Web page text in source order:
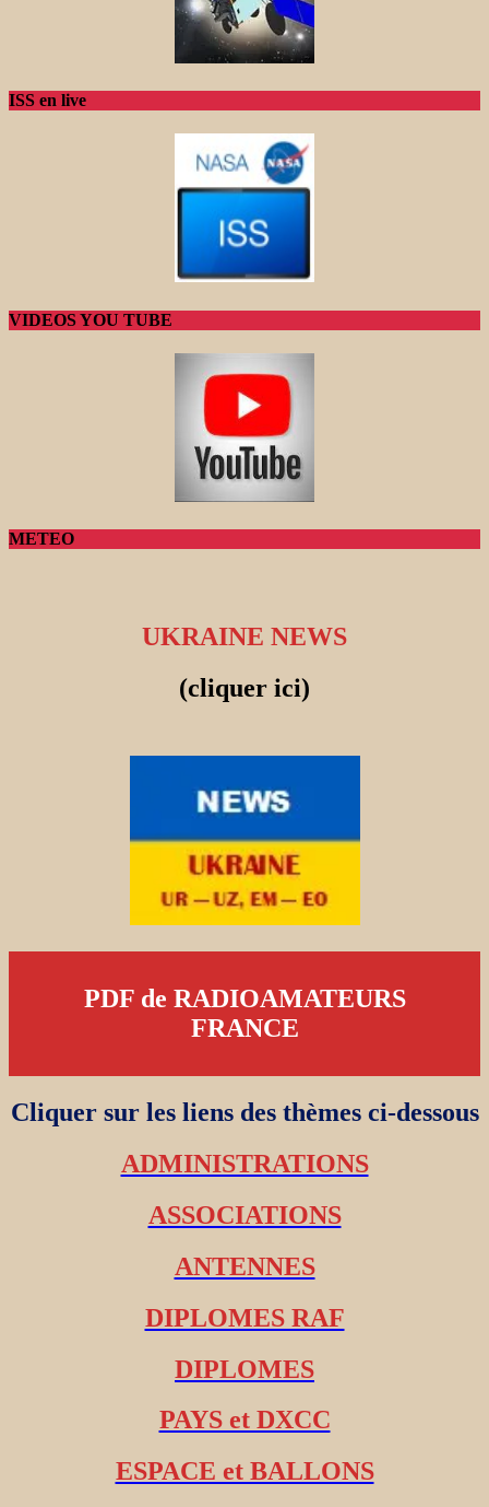
ISS en live
VIDEOS YOU TUBE
METEO
UKRAINE NEWS
(cliquer ici)
PDF de RADIOAMATEURS
FRANCE
Cliquer sur les liens des thèmes ci-dessous
ADMINISTRATIONS
ASSOCIATIONS
ANTENNES
DIPLOMES RAF
DIPLOMES
PAYS et DXCC
ESPACE et BALLONS